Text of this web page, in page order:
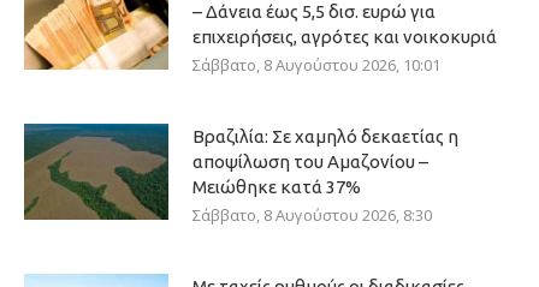
– Δάνεια έως 5,5 δισ. ευρώ για
επιχειρήσεις, αγρότες και νοικοκυριά
Σάββατο, 8 Αυγούστου 2026, 10:01
Βραζιλία: Σε χαμηλό δεκαετίας η
αποψίλωση του Αμαζονίου –
Μειώθηκε κατά 37%
Σάββατο, 8 Αυγούστου 2026, 8:30